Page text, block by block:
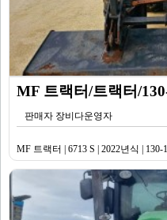
MF 트랙터/트랙터/
판매자 장비다운영자
MF 트랙터 | 6713 S | 2022년식 | 130-